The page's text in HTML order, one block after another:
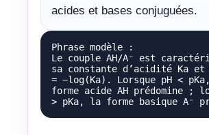
acides et bases conjuguées.
Phrase modèle :
Le couple AH/A⁻ est
sa constante d’acidité Ka et
= −log(Ka). Lorsque pH <
forme acide AH prédomine ;
> pKa, la forme basique A⁻